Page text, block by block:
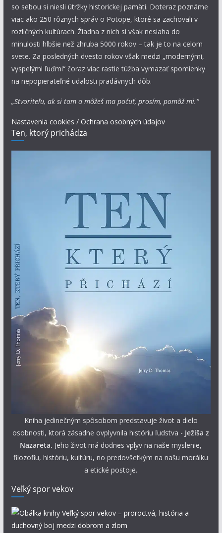
so sebou si niesli útržky historickej pamäti. Doteraz poznáme
viac ako 250 rôznych správ o Potope, ktoré sa zachovali v
rozličných kultúrach. Žiadna z nich si však nesiaha do
minulosti hlbšie než zhruba 5000 rokov – tak je to na celom
svete. Za posledných dvesto rokov však medzi „modernými,
vyspelými ľuďmi“ čoraz viac rastie túžba vymazať spomienky
na nepopierateľné udalosti pradávnych dôb.
„Stvoriteľu, ak si tam a môžeš ma počuť, prosím, pomôž mi.“
Nastavenia cookies / Ochrana osobných údajov
Ten, ktorý prichádza
Kniha jedinečným spôsobom predstavuje život a dielo
osobnosti, ktorá zásadne ovplyvnila históriu ľudstva - Ježiša z
Nazareta. Jeho život má dodnes vplyv na naše myslenie,
filozofiu, históriu, kultúru, no predovšetkým na našu morálku
a etické postoje.
Veľký spor vekov